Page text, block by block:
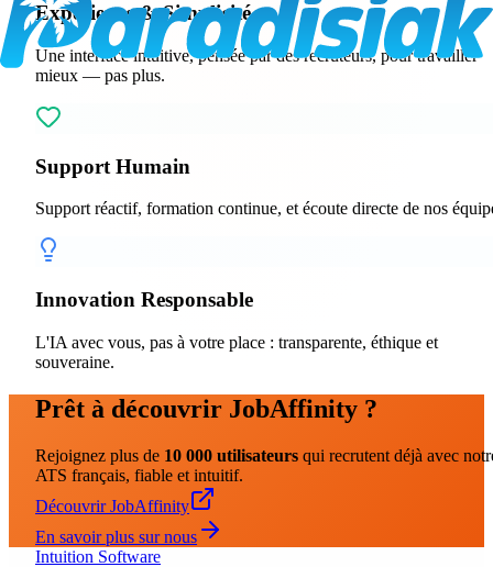
Expérience & Simplicité
Une interface intuitive, pensée par des recruteurs, pour travailler
mieux — pas plus.
Support Humain
Support réactif, formation continue, et écoute directe de nos
Innovation Responsable
L'IA avec vous, pas à votre place : transparente, éthique et
souveraine.
Prêt à découvrir JobAffinity ?
Rejoignez plus de 10 000 utilisateurs qui recrutent déjà avec
ATS français, fiable et intuitif.
Découvrir JobAffinity
En savoir plus sur nous
Intuition Software